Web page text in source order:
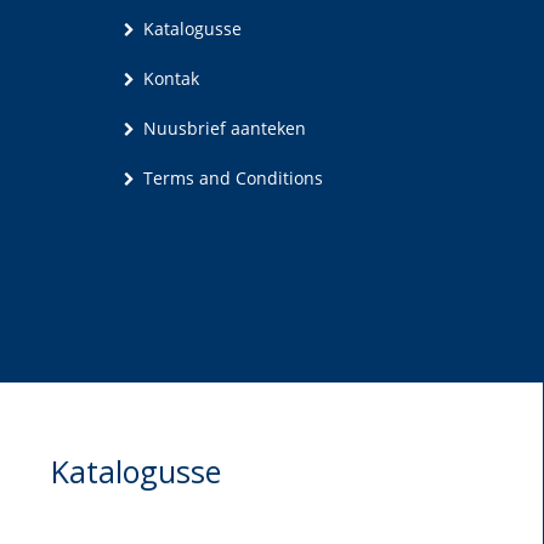
Katalogusse
Kontak
Nuusbrief aanteken
Terms and Conditions
Katalogusse